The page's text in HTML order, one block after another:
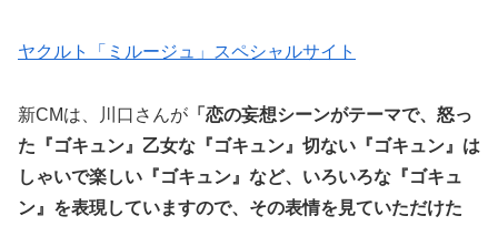
ヤクルト「ミルージュ」スペシャルサイト
新CMは、川口さんが 「恋の妄想シーンがテーマで、怒っ
た『ゴキュン』乙女な『ゴキュン』切ない『ゴキュン』は
しゃいで楽しい『ゴキュン』など、いろいろな『ゴキュ
ン』を表現していますので、その表情を見ていただけた